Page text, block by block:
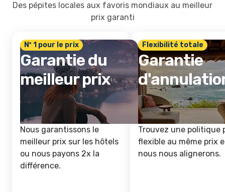
Des pépites locales aux favoris mondiaux au meilleur
prix garanti
Nº 1 pour le prix
Garantie du
meilleur prix
Nous garantissons le
meilleur prix sur les hôtels
ou nous payons 2x la
différence.
Flexibilité totale
Garantie
Trouvez une politique
flexible au même prix
nous nous alignerons.